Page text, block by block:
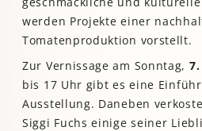
werden Projekte einer
Tomatenproduktion vorstellt.
Zur Vernissage am Sonntag,
bis 17 Uhr gibt es eine
Ausstellung. Daneben
Siggi Fuchs einige seiner